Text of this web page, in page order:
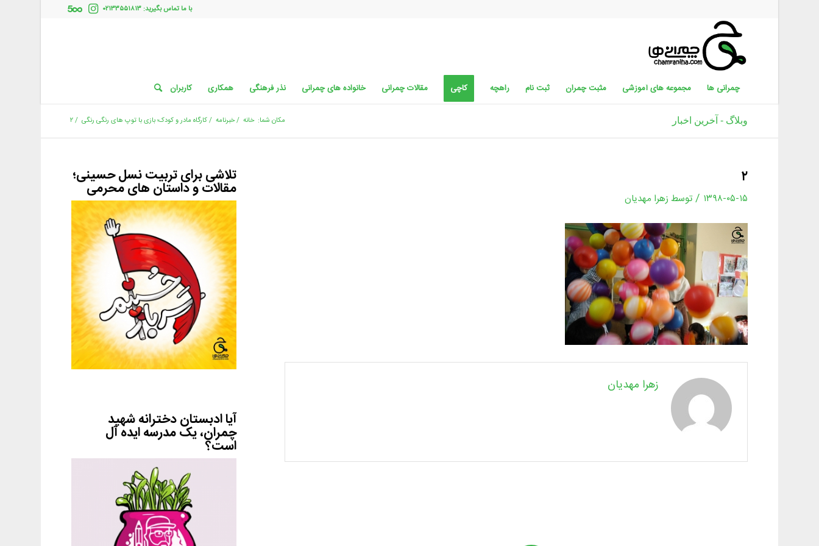
با ما تماس بگیرید: ۰۲۱۳۳۵۵۱۸۱۳
چمرانی ها مجموعه های آموزشی مثبت چمران ثبت نام راهچه کاچی مقالات چمرانی خانواده های چمرانی نذر فرهنگی همکاری کاربران
وبلاگ - آخرین اخبار مکان شما: خانه /خبرنامه /کارگاه مادر و کودک؛ بازی با توپ های رنگی رنگی /۲
۲
۱۳۹۸-۰۵-۱۵ / توسط زهرا مهدیان
زهرا مهدیان
تلاشی برای تربیت نسل حسینی؛
مقالات و داستان های محرمی
آیا ادبستان دخترانه شهید
چمران، یک مدرسه ایده آل
است؟